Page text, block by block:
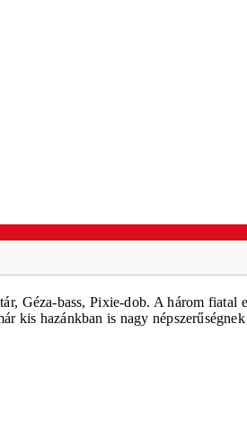
Géza-bass, Pixie-dob. A három
kis hazánkban is nagy